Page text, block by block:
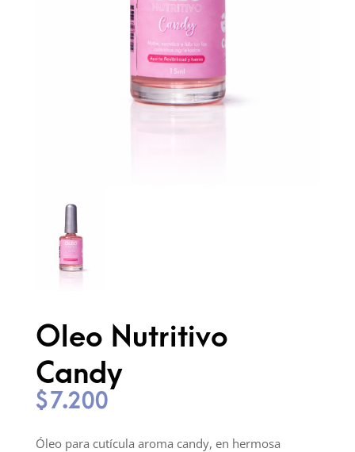
Oleo Nutritivo
Candy
$7.200
Óleo para cutícula aroma candy, en hermosa